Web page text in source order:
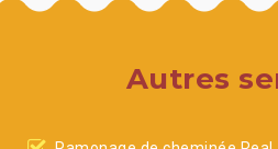
Autres